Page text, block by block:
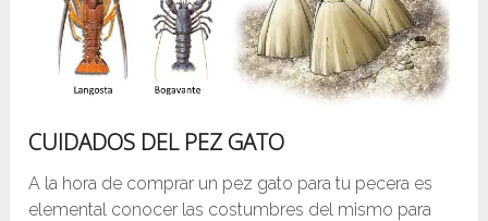
CUIDADOS DEL PEZ GATO
A la hora de comprar un pez gato para tu pecera es
elemental conocer las costumbres del mismo para